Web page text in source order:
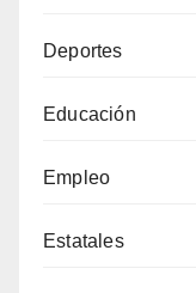
Deportes
Educación
Empleo
Estatales